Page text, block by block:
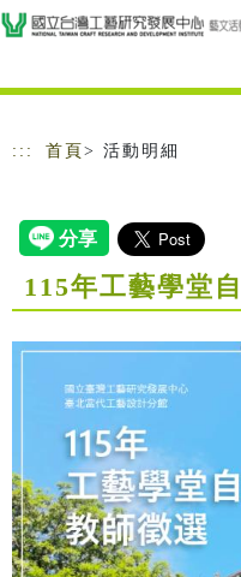
跳到主要內容
網站導覽
::: 首頁 > 活動明細
115年工藝學堂